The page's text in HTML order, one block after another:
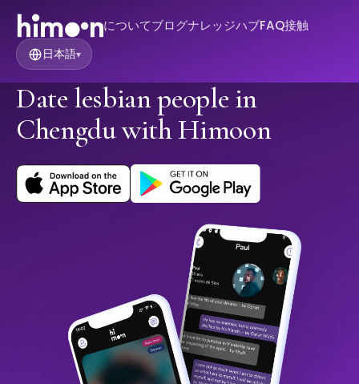
についてブログナレッジハブFAQ接触
日本語▾
Date lesbian people in
Chengdu with Himoon